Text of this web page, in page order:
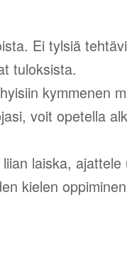
Ei tylsiä
tuloksista.
kymmenen
voit opetella
laiska,
kielen